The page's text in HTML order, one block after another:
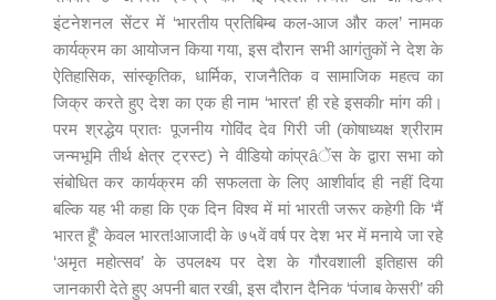
इंटनेशनल सेंटर में ‘भारतीय प्रतिबिम्ब कल-आज और कल’ नामक
कार्यक्रम का आयोजन किया गया, इस दौरान सभी आगंतुकों ने देश के
ऐतिहासिक, सांस्कृतिक, धार्मिक, राजनैतिक व सामाजिक महत्व का
जिक्र करते हुए देश का एक ही नाम ‘भारत’ ही रहे इसकीr मांग की।
परम श्रद्धेय प्रातः पूजनीय गोविंद देव गिरी जी (कोषाध्यक्ष श्रीराम
जन्मभूमि तीर्थ क्षेत्र ट्रस्ट) ने वीडियो कांप्रâेंस के द्वारा सभा को
संबोधित कर कार्यक्रम की सफलता के लिए आशीर्वाद ही नहीं दिया
बल्कि यह भी कहा कि एक दिन विश्व में मां भारती जरूर कहेगी कि ‘मैं
भारत हूँ’ केवल भारत!आजादी के ७५वें वर्ष पर देश भर में मनाये जा रहे
‘अमृत महोत्सव’ के उपलक्ष्य पर देश के गौरवशाली इतिहास की
जानकारी देते हुए अपनी बात रखी, इस दौरान दैनिक ‘पंजाब केसरी’ की